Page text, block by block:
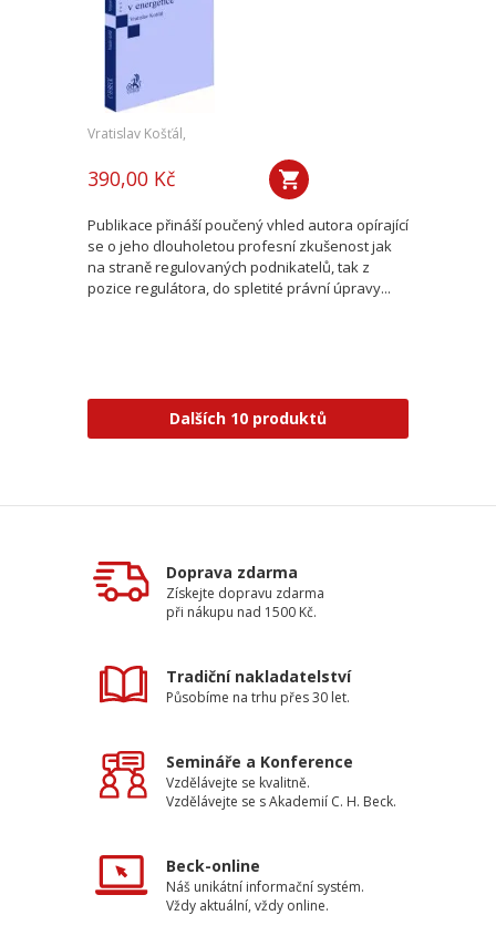
Vratislav Košťál,
390,00 Kč
Publikace přináší poučený vhled autora opírající
se o jeho dlouholetou profesní zkušenost jak
na straně regulovaných podnikatelů, tak z
pozice regulátora, do spletité právní úpravy...
Dalších 10 produktů
Doprava zdarma
Získejte dopravu zdarma
při nákupu nad 1500 Kč.
Tradiční nakladatelství
Působíme na trhu přes 30 let.
Semináře a Konference
Vzdělávejte se kvalitně.
Vzdělávejte se s Akademií C. H. Beck.
Beck-online
Náš unikátní informační systém.
Vždy aktuální, vždy online.